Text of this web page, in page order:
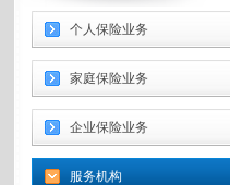
个人保险业务
家庭保险业务
企业保险业务
服务机构